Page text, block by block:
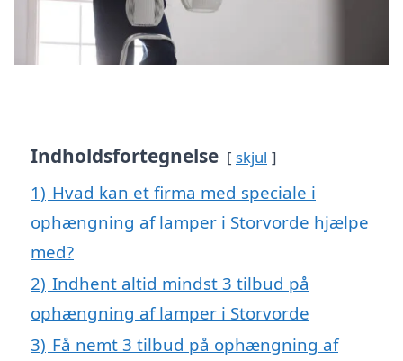
Indholdsfortegnelse skjul
1) Hvad kan et firma med speciale i
ophængning af lamper i Storvorde hjælpe
med?
2) Indhent altid mindst 3 tilbud på
ophængning af lamper i Storvorde
3) Få nemt 3 tilbud på ophængning af